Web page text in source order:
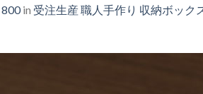
in 受注生産 職人手作り 収納ボック